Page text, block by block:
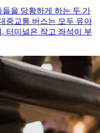
을 당황하게 하는 두 가
중교통 버스는 모두 유아
터미널은 작고 좌석이 부